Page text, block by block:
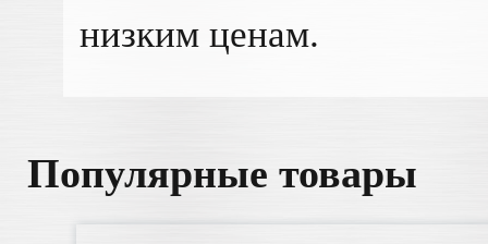
низким ценам.
Популярные товары